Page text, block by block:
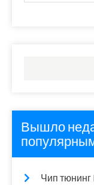
Вышло
Чип тюнинг